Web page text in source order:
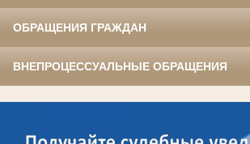
ОБРАЩЕНИЯ ГРАЖДАН
ВНЕПРОЦЕССУАЛЬНЫЕ ОБРАЩЕНИЯ